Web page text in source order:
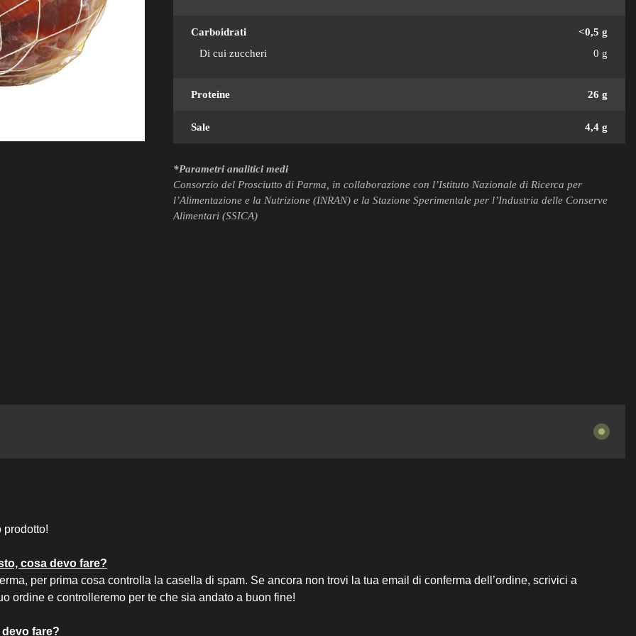
Carboidrati
<0,5 g
Di cui zuccheri
0 g
Proteine 26 g
Sale 4,4 g
*Parametri analitici medi
Consorzio del Prosciutto di Parma, in collaborazione con l’Istituto Nazionale di Ricerca per
l’Alimentazione e la Nutrizione (INRAN) e la Stazione Sperimentale per l’Industria delle Conserve
Alimentari (SSICA)
prodotto!
cosa devo fare?
per prima cosa controlla la casella di spam. Se ancora non trovi la tua email di conferma dell’ordine, scrivici a
ordine e controlleremo per te che sia andato a buon fine!
fare?